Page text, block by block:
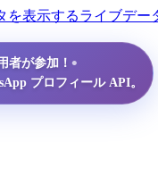
を表示するライブデー
者が参加！ •
プロフィール API。